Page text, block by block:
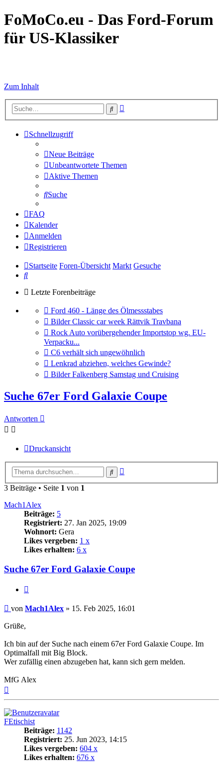
FoMoCo.eu - Das Ford-Forum
für US-Klassiker
Zum Inhalt
Suche
Schnellzugriff
Neue Beiträge
Unbeantwortete Themen
Aktive Themen
Suche
FAQ
Kalender
Anmelden
Registrieren
Startseite Foren-Übersicht Markt Gesuche
Suche
Letzte Forenbeiträge
Gehe
zum
letzten
Beitrag
Ford 460 - Länge des Ölmessstabes
Gehe
zum
letzten
Beitrag
Bilder Classic car week Rättvik Travbana
Gehe
zum
letzten
Beitrag
Rock Auto vorübergehender Importstop wg. EU-
Verpacku...
Gehe
zum
letzten
Beitrag
C6 verhält sich ungewöhnlich
Gehe
zum
letzten
Lenkrad abziehen, welches Gewinde?
Gehe
letzten
Beitrag
Bilder Falkenberg Samstag und Cruising
Suche 67er Ford Galaxie Coupe
Antworten
Druckansicht
Suche
3 Beiträge • Seite 1 von 1
Mach1Alex
Beiträge: 5
Registriert: 27. Jan 2025, 19:09
Wohnort: Gera
Likes vergeben: 1 x
Likes erhalten: 6 x
Suche 67er Ford Galaxie Coupe
Beitrag
von Mach1Alex » 15. Feb 2025, 16:01
Grüße,
Ich bin auf der Suche nach einem 67er Ford Galaxie Coupe. Im
Optimalfall mit Big Block.
Wer zufällig einen abzugeben hat, kann sich gern melden.
MfG Alex
FEtischist
Beiträge: 1142
Registriert: 25. Jun 2023, 14:15
Likes vergeben: 604 x
Likes erhalten: 676 x